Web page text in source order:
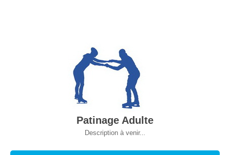
Patinage Adulte
Description à venir..